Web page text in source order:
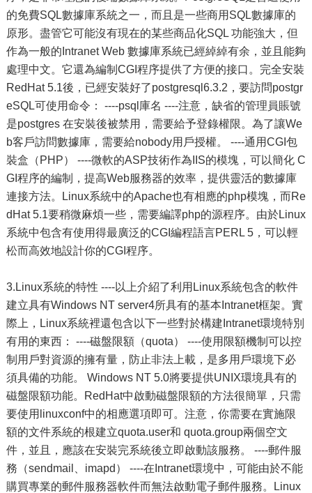
的免費SQL數據庫系統之一，而且是一些商用SQL數據庫的
原形。盡管它可能沒有現在的某些商品化SQL 功能強大，但
作為一般的Intranet Web 數據庫系統已經綽綽有余，並且能夠
處理中文。它還為編制CGI程序提供了方便的接口。完全安裝
RedHat 5.1後，已經安裝好了postgresql6.3.2，要訪問postgr
eSQL可使用命令： ----psql庫名 ----注意，缺省的管理員賬號
是postgres 在安裝後被禁用，需要給予登錄權限。為了讓We
b客戶訪問數據庫，需要給nobody用戶授權。 ----通用CGI包
裝盒（PHP） ----微軟的ASP技術作為IIS的模塊，可以簡化 C
GI程序的編制，提高Web服務器的效率，提供靈活的數據庫
連接方法。Linux系統中的Apache也有相應的php模塊，而Re
dHat 5.1要稍微麻煩一些，需要編譯php的源程序。由於Linux
系統中包含有使用得最廣泛的CGI編程語言PERL 5，可以輕
松而高效地設計你的CGI程序。
3.Linux系統的特性 ----以上介紹了利用Linux系統包含的軟件
建立具有Windows NT server4所具有的基本Intranet框架。實
際上，Linux系統裡還包含以下一些對於構建Intranet環境特別
有用的東西： ----磁盤限額（quota） ----使用限額機制可以控
制用戶對資源的擁有量，防止非法上載，是多用戶環境下必
須具備的功能。 Windows NT 5.0將要提供UNIX環境具有的
磁盤限額功能。RedHat中啟動磁盤限額的方法很簡單，只需
要使用linuxconf中的相應選項即可。注意，你需要在實施限
額的文件系統的根建立quota.user和 quota.group兩個空文
件，並且，應該在安裝完系統後立即啟動該服務。 ----郵件服
務（sendmail、imapd） ----在Intranet環境中，可能由於不能
購買專業的郵件服務器軟件而無法啟動電子郵件服務。Linux